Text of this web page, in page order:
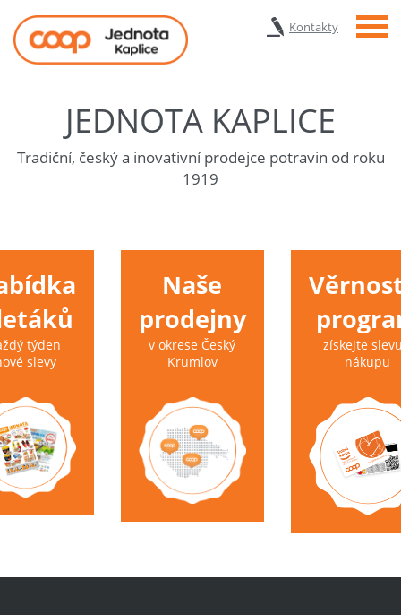
Kontakty Menu
JEDNOTA KAPLICE
Tradiční, český a inovativní prodejce potravin od roku
1919
týden
slevy
Naše
prodejny
v okrese Český
Krumlov
získejte
nákupu